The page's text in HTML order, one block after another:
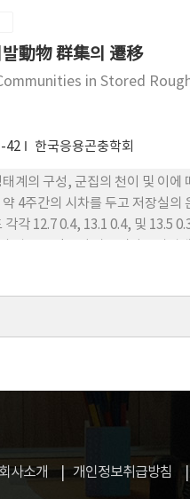
動物 群集의 遷移
in Stored
42 한국응용곤충학회
계의 구성, 군집의 천이 및 이
4주간의 시차를 두고 저장실
다발동물의 군집천이는
정 기생충, Anisopteromalus
구성되었으며 불안정하였다. 천
에 다소 감소하였다. 그러나 회
사소개 개인정보취급방침